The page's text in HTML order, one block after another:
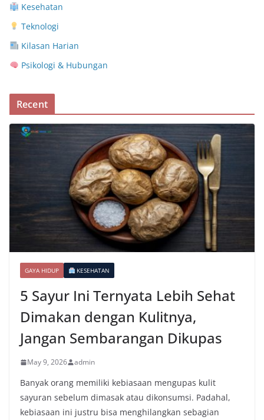
Kesehatan
Teknologi
Kilasan Harian
Psikologi & Hubungan
Recent
GAYA HIDUP KESEHATAN
5 Sayur Ini Ternyata Lebih Sehat
Dimakan dengan Kulitnya,
Jangan Sembarangan Dikupas
May 9, 2026 admin
Banyak orang memiliki kebiasaan mengupas kulit
sayuran sebelum dimasak atau dikonsumsi. Padahal,
kebiasaan ini justru bisa menghilangkan sebagian